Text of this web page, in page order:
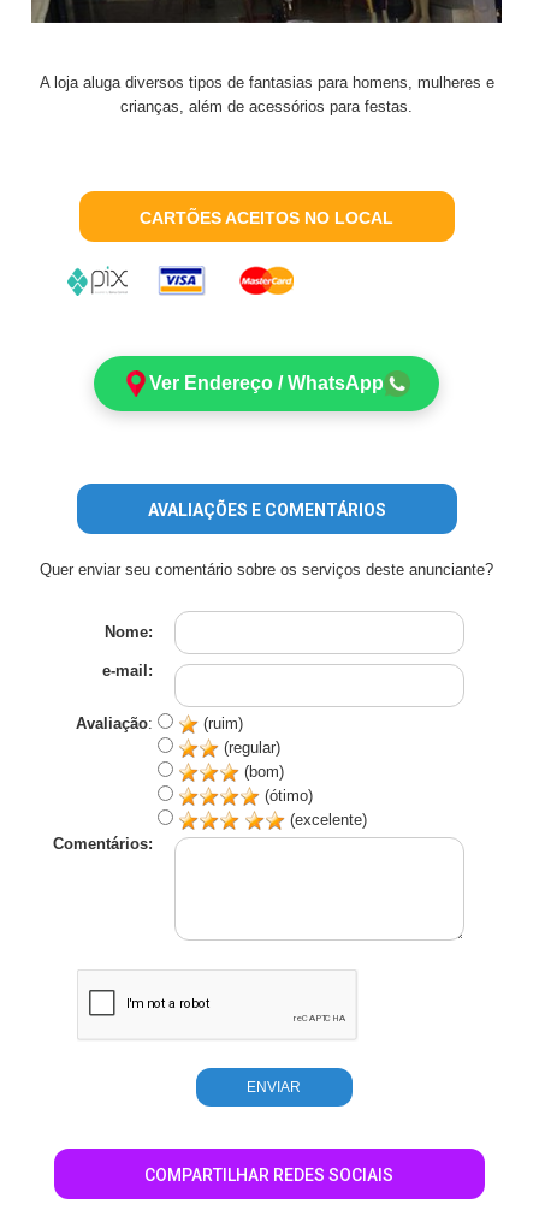
A loja aluga diversos tipos de fantasias para homens, mulheres e
crianças, além de acessórios para festas.
CARTÕES ACEITOS NO LOCAL
Ver Endereço / WhatsApp
AVALIAÇÕES E COMENTÁRIOS
Quer enviar seu comentário sobre os serviços deste anunciante?
Nome:
e-mail:
Avaliação:
(ruim)
(regular)
(bom)
(ótimo)
(excelente)
Comentários:
COMPARTILHAR REDES SOCIAIS